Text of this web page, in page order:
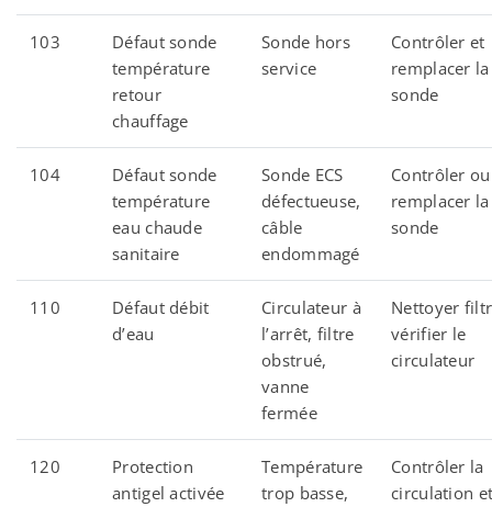
103
Défaut sonde
température
retour
chauffage
Sonde hors
service
Contrôler et
remplacer la
sonde
104
Défaut sonde
température
eau chaude
sanitaire
Sonde ECS
défectueuse,
câble
endommagé
Contrôler ou
remplacer la
sonde
110
Défaut débit
d’eau
Circulateur à
l’arrêt, filtre
obstrué,
vanne
fermée
Nettoyer
vérifier le
circulateur
120
Protection
antigel activée
Température
trop basse,
Contrôler la
circulation